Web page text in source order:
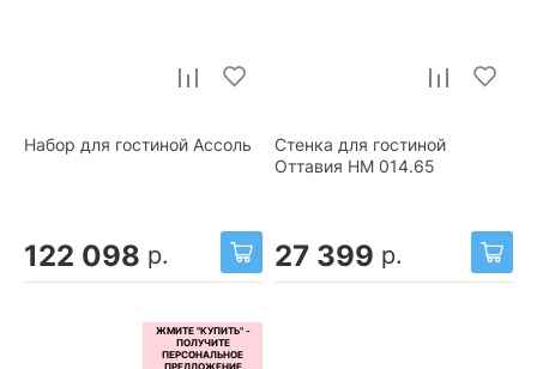
Набор для гостиной Ассоль
122 098 р.
Стенка для гостиной
Оттавия НМ 014.65
27 399 р.